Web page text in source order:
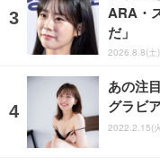
ARA・
だ」
2026.8.8(土
あの注
グラビ
2022.2.15(